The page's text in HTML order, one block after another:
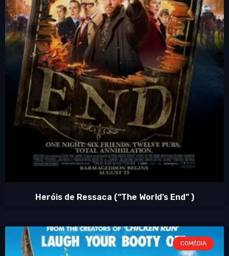
Heróis de Ressaca (“The World’s End” )
COMÉDIA